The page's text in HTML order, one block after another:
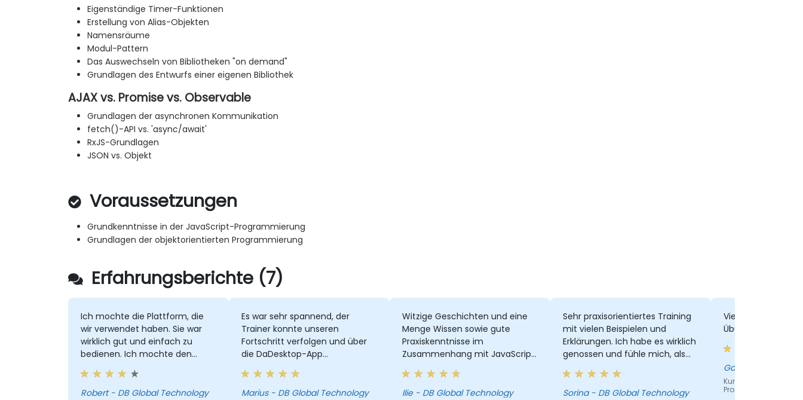
Eigenständige Timer-Funktionen
Erstellung von Alias-Objekten
Namensräume
Modul-Pattern
Das Auswechseln von Bibliotheken "on demand"
Grundlagen des Entwurfs einer eigenen Bibliothek
AJAX vs. Promise vs. Observable
Grundlagen der asynchronen Kommunikation
fetch()-API vs. 'async/await'
RxJS-Grundlagen
JSON vs. Objekt
Voraussetzungen
Grundkenntnisse in der JavaScript-Programmierung
Grundlagen der objektorientierten Programmierung
Erfahrungsberichte (7)
Ich mochte die Plattform, die
wir verwendet haben. Sie war
wirklich gut und einfach zu
bedienen. Ich mochte den
TypeScript-Bereich,
insbesondere den Teil über
Namespaces und Module.
Robert - DB Global Technology
Es war sehr spannend, der
Trainer konnte unseren
Fortschritt verfolgen und über
die DaDesktop-App
interagieren.
Marius - DB Global Technology
Witzige Geschichten und eine
Menge Wissen sowie gute
Praxiskenntnisse im
Zusammenhang mit JavaScript,
TypeScript und React.
Ilie - DB Global Technology
Sehr praxisorientiertes Training
mit vielen Beispielen und
Erklärungen. Ich habe es wirklich
genossen und fühle mich, als
hätte ich in sehr kurzer Zeit viele
neue Dinge gelernt. Sehr gut
gemacht!
Sorina - DB Global Technology
Vielfalt an
Übungen.
Gabriela - DB
Kurs - JavaScript -
Programming